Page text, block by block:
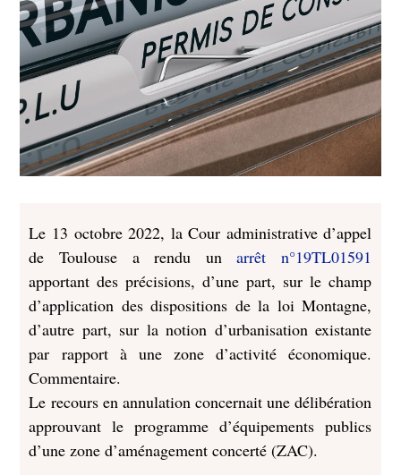
Le 13 octobre 2022, la Cour administrative d’appel
de Toulouse a rendu unarrêt n°19TL01591
apportant des précisions, d’une part, sur le champ
d’application des dispositions de la loi Montagne,
d’autre part, sur la notion d’urbanisation existante
par rapport à une zone d’activité économique.
Commentaire.
Le recours en annulation concernait une délibération
approuvant le programme d’équipements publics
d’une zone d’aménagement concerté (ZAC).